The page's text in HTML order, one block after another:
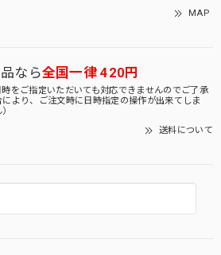
MAP
なら全国一律 420円
をご指定いただいても対応できませんのでご了承
より、ご注文時に日時指定の操作が出来てしま
送料について